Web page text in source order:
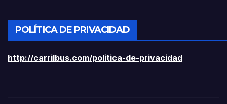
POLÍTICA DE PRIVACIDAD
http://carrilbus.com/politica-de-privacidad